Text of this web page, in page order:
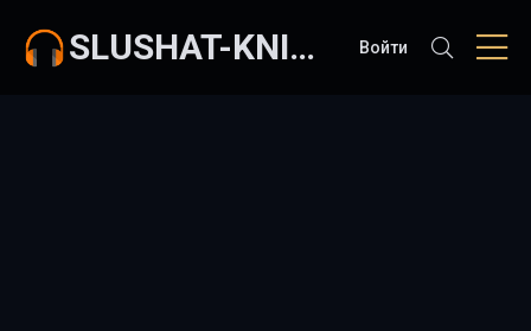
SLUSHAT-KNIGI.COM Войти